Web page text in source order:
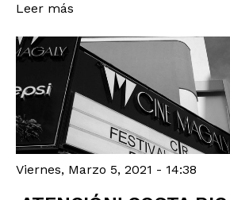
Leer más
Viernes, Marzo 5, 2021 - 14:38